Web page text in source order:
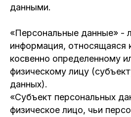
данными.
«Персональные данные» -
информация, относящаяся
косвенно определенному
физическому лицу
данных).
«Субъект персональных
физическое лицо, чьи